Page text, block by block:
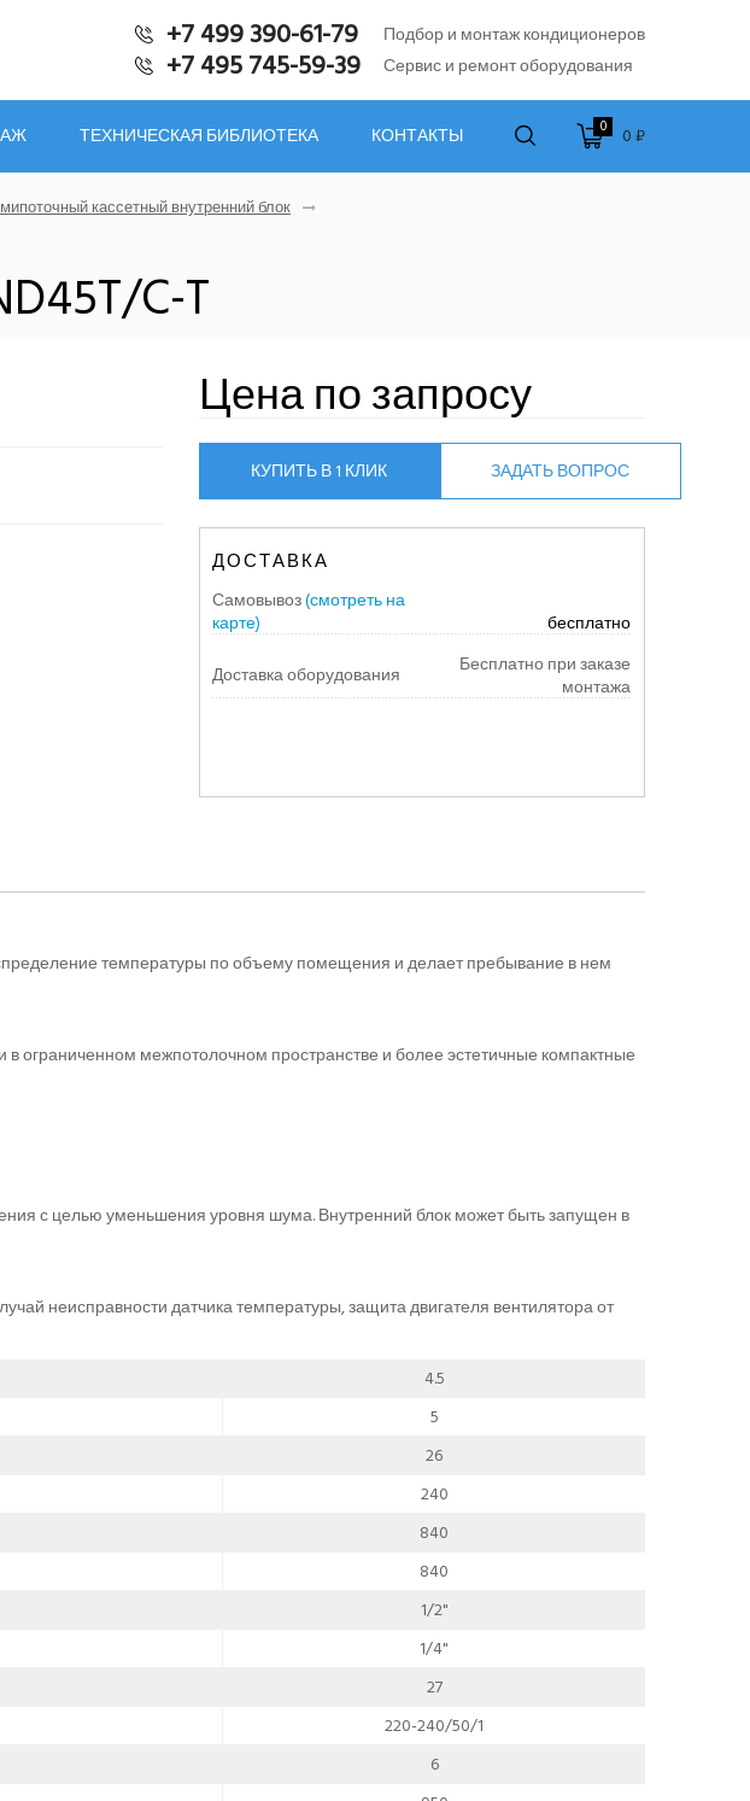
+7 499 390-61-79 Подбор и монтаж кондиционеров
+7 495 745-59-39 Сервис и ремонт оборудования
ТЕХНИЧЕСКАЯ БИБЛИОТЕКА КОНТАКТЫ 0 0 ₽
кассетный внутренний блок
C-T
Цена по запросу
КУПИТЬ В 1 КЛИК ЗАДАТЬ ВОПРОС
ДОСТАВКА
Самовывоз(смотреть на
карте)
бесплатно
Доставка оборудования
Бесплатно при заказе
монтажа
температуры по объему помещения и делает пребывание в нем
ограниченном межпотолочном пространстве и более эстетичные компактные
с целью уменьшения уровня шума. Внутренний блок может быть запущен в
неисправности датчика температуры, защита двигателя вентилятора от
4.5
5
26
240
840
840
1/2"
1/4"
27
220-240/50/1
6